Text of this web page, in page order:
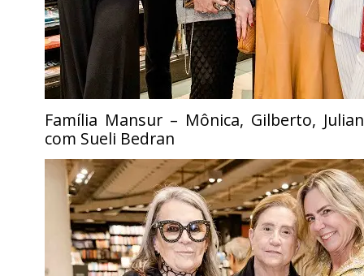
Família Mansur – Mônica, Gilberto,
com Sueli Bedran